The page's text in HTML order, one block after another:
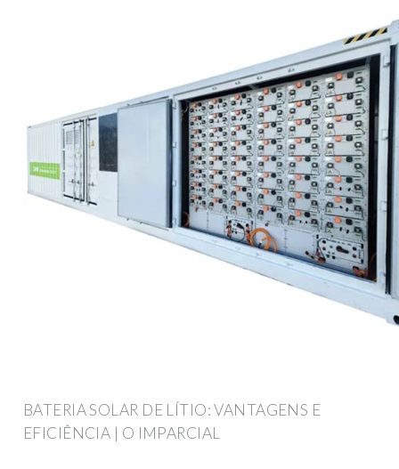
BATERIA SOLAR DE LÍTIO: VANTAGENS E
EFICIÊNCIA | O IMPARCIAL